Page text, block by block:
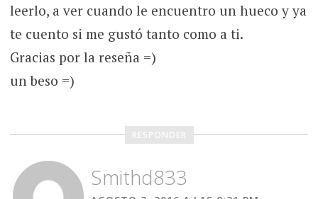
leerlo, a ver cuando le encuentro un hueco y ya
te cuento si me gustó tanto como a ti.
Gracias por la reseña =)
un beso =)
RESPONDER
Smithd833